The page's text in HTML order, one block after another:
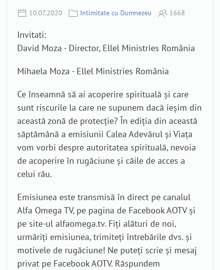
10.07.2020 Intimitate cu Dumnezeu 1668
Invitati:
David Moza - Director, Ellel Ministries România
Mihaela Moza - Ellel Ministries România
Ce înseamnă să ai acoperire spirituală și care
sunt riscurile la care ne supunem dacă ieșim din
această zonă de protecție? În ediția din această
săptămână a emisiunii Calea Adevărul și Viața
vom vorbi despre autoritatea spirituală, nevoia
de acoperire în rugăciune și căile de acces a
celui rău.
Emisiunea este transmisă în direct pe canalul
Alfa Omega TV, pe pagina de Facebook AOTV și
pe site-ul alfaomega.tv. Fiți alături de noi,
urmăriți emisiunea, trimiteți întrebările dvs. și
motivele de rugăciune! Ne puteți scrie și mesaj
privat pe Facebook AOTV. Răspundem